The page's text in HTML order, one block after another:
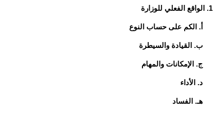
1. الواقع الفعلي للوزارة
أ. الكم على حساب النوع
ب. القيادة والسيطرة
ج. الإمكانات والمهام
د. الأداء
هـ. الفساد